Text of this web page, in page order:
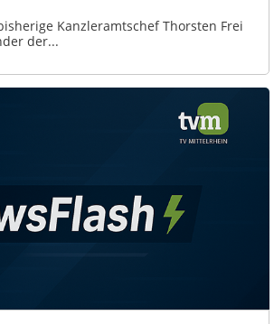
Kanzleramtschef Thorsten Frei
der...